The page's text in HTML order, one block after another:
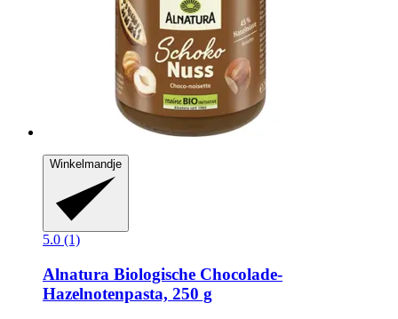
Winkelmandje
5.0 (1)
Alnatura Biologische Chocolade-​
Hazelnotenpasta, 250 g